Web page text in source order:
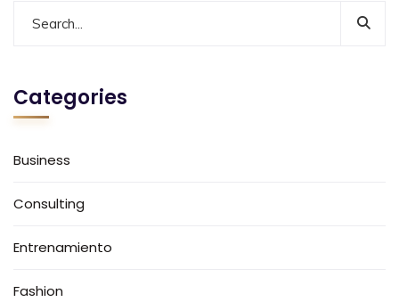
Categories
Business
Consulting
Entrenamiento
Fashion